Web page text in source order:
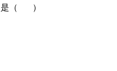
是（ ）